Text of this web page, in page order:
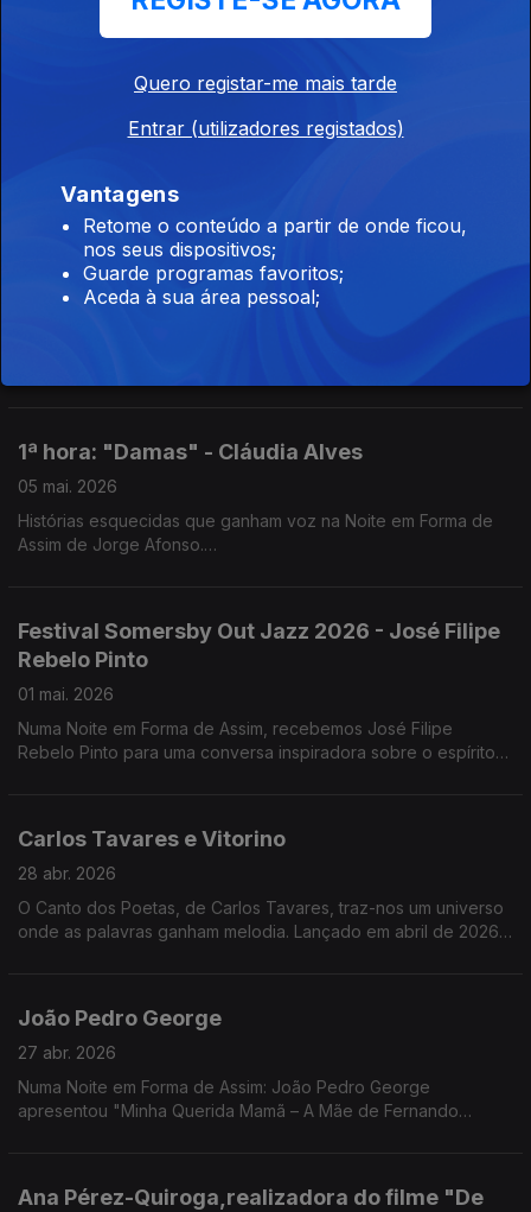
"As Mulheres no Jazz em Portugal" - Márcia
Exposição «As Mulheres no Jazz em Portugal», de Márcia
2ª hora: Évora - Plasencia: No Caminho da
Mensagem
05 mai. 2026
Ana Telles, João Nascimento e Pedro Moreira.
1ª hora: "Damas" - Cláudia Alves
05 mai. 2026
Histórias esquecidas que ganham voz na Noite em Forma de
Assim de Jorge Afonso.
Festival Somersby Out Jazz 2026 - José Filipe
Rebelo Pinto
01 mai. 2026
Numa Noite em Forma de Assim, recebemos José Filipe
Rebelo Pinto para uma conversa inspiradora sobre o espírito
Carlos Tavares e Vitorino
28 abr. 2026
O Canto dos Poetas, de Carlos Tavares, traz-nos um universo
onde as palavras ganham melodia. Lançado em abril de 2026,
João Pedro George
27 abr. 2026
Numa Noite em Forma de Assim: João Pedro George
apresentou "Minha Querida Mamã – A Mãe de Fernando
Ana Pérez-Quiroga,realizadora do filme "De
Quero registar-me mais tarde
Entrar (utilizadores registados)
Vantagens
Retome o conteúdo a partir de onde ficou,
nos seus dispositivos;
Guarde programas favoritos;
Aceda à sua área pessoal;